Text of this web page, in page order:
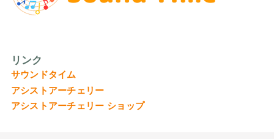
リンク
サウンドタイム
アシストアーチェリー
アシストアーチェリー ショップ